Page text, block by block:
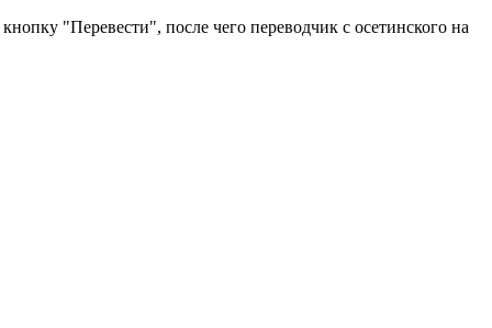
"Перевести", после чего переводчик с осетинского на